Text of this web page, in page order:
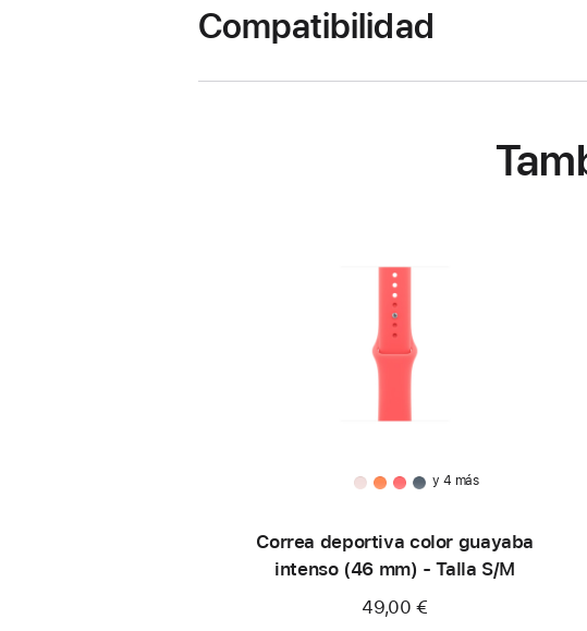
Compatibilidad
y 4 más
Correa deportiva color guayaba
intenso (46 mm) - Talla S/M
49,00 €